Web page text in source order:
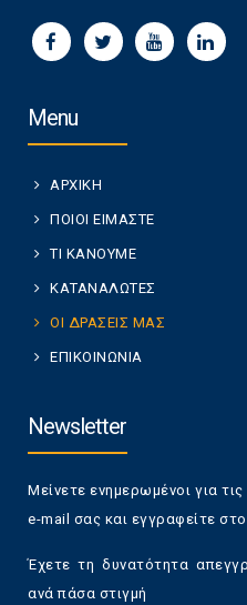
Menu
ΑΡΧΙΚΗ
ΠΟΙΟΙ ΕΙΜΑΣΤΕ
ΤΙ ΚΑΝΟΥΜΕ
ΚΑΤΑΝΑΛΩΤΕΣ
ΟΙ ΔΡΑΣΕΙΣ ΜΑΣ
ΕΠΙΚΟΙΝΩΝΙΑ
Newsletter
Μείνετε ενημερωμένοι για
e-mail σας και εγγραφείτε
Έχετε τη δυνατότητα
ανά πάσα στιγμή